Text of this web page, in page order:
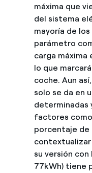
máxima que
del sistema
mayoría de
parámetro
carga máxima
lo que
coche. Aun
solo se da en
determinadas
factores
porcentaje de
contextualizar
su versión
77kWh) tiene